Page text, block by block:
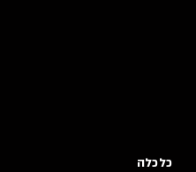
כלכלה